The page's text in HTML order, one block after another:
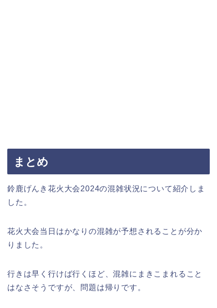
まとめ
鈴鹿げんき花火大会2024の混雑状況について紹介しま
した。
花火大会当日はかなりの混雑が予想されることが分か
りました。
行きは早く行けば行くほど、混雑にまきこまれること
はなさそうですが、問題は帰りです。